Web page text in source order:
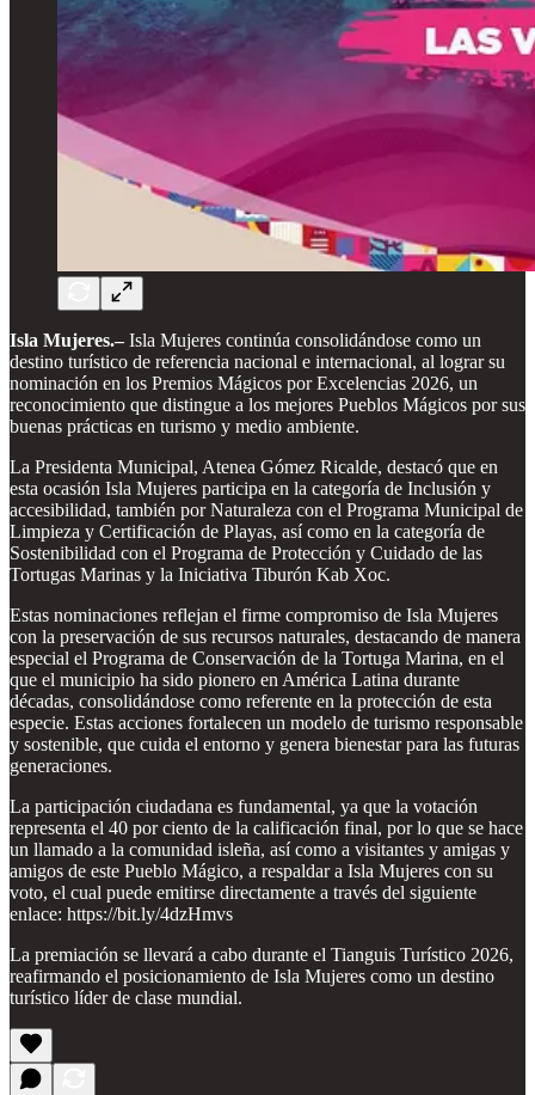
Isla Mujeres.–Isla Mujeres continúa consolidándose como un
destino turístico de referencia nacional e internacional, al lograr su
nominación en los Premios Mágicos por Excelencias 2026, un
reconocimiento que distingue a los mejores Pueblos Mágicos por sus
buenas prácticas en turismo y medio ambiente.
La Presidenta Municipal, Atenea Gómez Ricalde, destacó que en
esta ocasión Isla Mujeres participa en la categoría de Inclusión y
accesibilidad, también por Naturaleza con el Programa Municipal de
Limpieza y Certificación de Playas, así como en la categoría de
Sostenibilidad con el Programa de Protección y Cuidado de las
Tortugas Marinas y la Iniciativa Tiburón Kab Xoc.
Estas nominaciones reflejan el firme compromiso de Isla Mujeres
con la preservación de sus recursos naturales, destacando de manera
especial el Programa de Conservación de la Tortuga Marina, en el
que el municipio ha sido pionero en América Latina durante
décadas, consolidándose como referente en la protección de esta
especie. Estas acciones fortalecen un modelo de turismo responsable
y sostenible, que cuida el entorno y genera bienestar para las futuras
generaciones.
La participación ciudadana es fundamental, ya que la votación
representa el 40 por ciento de la calificación final, por lo que se hace
un llamado a la comunidad isleña, así como a visitantes y amigas y
amigos de este Pueblo Mágico, a respaldar a Isla Mujeres con su
voto, el cual puede emitirse directamente a través del siguiente
enlace: https://bit.ly/4dzHmvs
La premiación se llevará a cabo durante el Tianguis Turístico 2026,
reafirmando el posicionamiento de Isla Mujeres como un destino
turístico líder de clase mundial.